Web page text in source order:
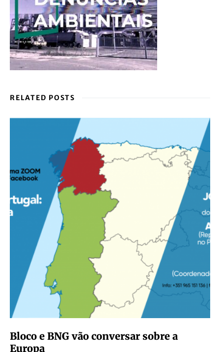
RELATED POSTS
Bloco e BNG vão conversar sobre a
Europa